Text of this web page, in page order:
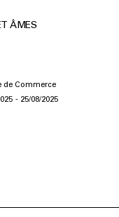
ÂMES
de Commerce
25/08/2025